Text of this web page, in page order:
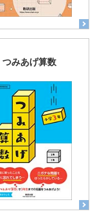
つみあげ算数